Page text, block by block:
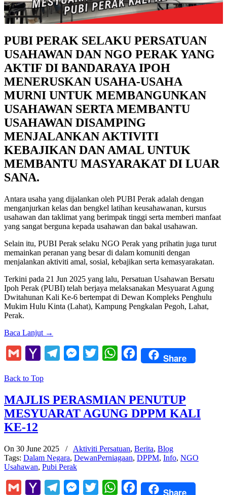
PUBI PERAK SELAKU PERSATUAN
USAHAWAN DAN NGO PERAK YANG
AKTIF DI BANDARAYA IPOH
MENERUSKAN USAHA-USAHA
MURNI UNTUK MEMBANGUNKAN
USAHAWAN SERTA MEMBANTU
USAHAWAN DISAMPING
MENJALANKAN AKTIVITI
KEBAJIKAN DAN AMAL UNTUK
MEMBANTU MASYARAKAT DI LUAR
SANA.
Antara usaha yang dijalankan oleh PUBI Perak adalah dengan
menganjurkan kelas dan bengkel latihan keusahawanan, kursus
usahawan dan taklimat yang berimpak tinggi serta memberi manfaat
yang sangat berguna kepada usahawan dan bakal usahawan.
Selain itu, PUBI Perak selaku NGO Perak yang prihatin juga turut
memainkan peranan yang besar di dalam komuniti dengan
menjalankan aktiviti amal, sosial, kebajikan serta kemasyarakatan.
Terkini pada 21 Jun 2025 yang lalu, Persatuan Usahawan Bersatu
Ipoh Perak (PUBI) telah berjaya melaksanakan Mesyuarat Agung
Dwitahunan Kali Ke-6 bertempat di Dewan Kompleks Penghulu
Mukim Hulu Kinta (Lahat), Kampung Pengkalan Pegoh, Lahat,
Perak.
Baca Lanjut →
Gmail
Yahoo
TelegramMessenger
Twitter WhatsAppFacebookShare
Back to Top
MAJLIS PERASMIAN PENUTUP
MESYUARAT AGUNG DPPM KALI
KE-12
On 30 June 2025 / Aktiviti Persatuan, Berita, Blog
Tags: Dalam Negara, DewanPerniagaan, DPPM, Info, NGO
Usahawan, Pubi Perak
Gmail
Yahoo
TelegramMessenger
Twitter WhatsAppFacebookShare